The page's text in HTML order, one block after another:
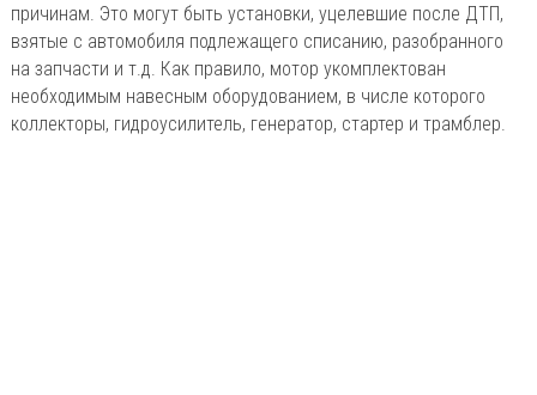
причинам. Это могут быть установки, уцелевшие после ДТП,
взятые с автомобиля подлежащего списанию, разобранного
на запчасти и т.д. Как правило, мотор укомплектован
необходимым навесным оборудованием, в числе которого
коллекторы, гидроусилитель, генератор, стартер и трамблер.